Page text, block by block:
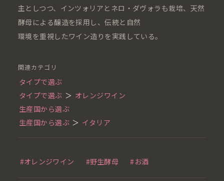
主としつつ、インツォリアとネロ・ダヴォラも栽培、天然
酵母による醸造を採用し、伝統と自然
環境を重視したワイン造りを実践している。
関連カテゴリ
タイプで選ぶ
タイプで選ぶ ＞ オレンジワイン
生産国から選ぶ
生産国から選ぶ ＞ イタリア
#オレンジワイン #野生酵母 #お酒